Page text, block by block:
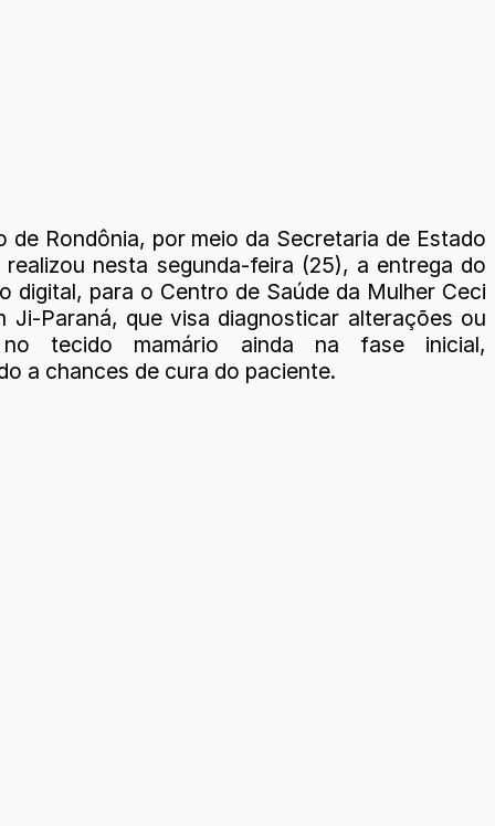
de Rondônia, por meio da Secretaria de Estado
realizou nesta segunda-feira (25), a entrega do
digital, para o Centro de Saúde da Mulher Ceci
Ji-Paraná, que visa diagnosticar alterações ou
no tecido mamário ainda na fase inicial,
a chances de cura do paciente.